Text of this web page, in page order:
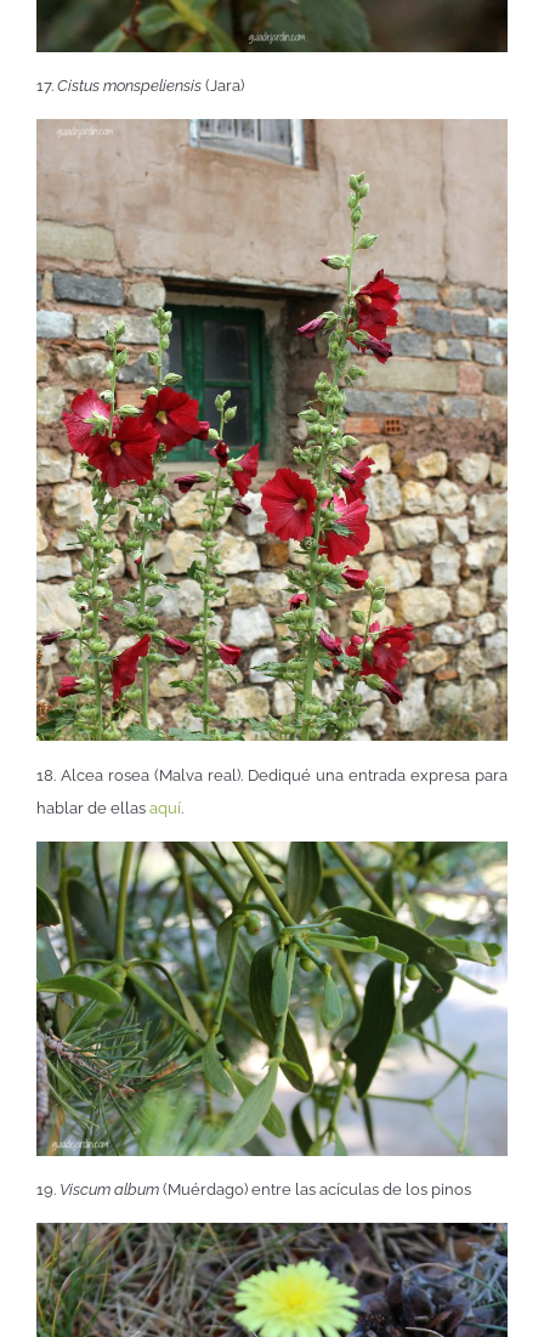
17. Cistus monspeliensis (Jara)
18. Alcea rosea (Malva real). Dediqué una entrada expresa para
hablar de ellas aquí.
19. Viscum album (Muérdago) entre las acículas de los pinos